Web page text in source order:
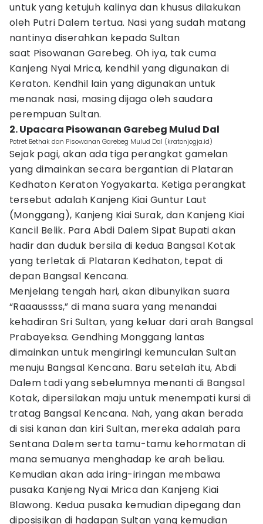
untuk yang ketujuh kalinya dan khusus dilakukan
oleh Putri Dalem tertua. Nasi yang sudah matang
nantinya diserahkan kepada Sultan
saat Pisowanan Garebeg. Oh iya, tak cuma
Kanjeng Nyai Mrica, kendhil yang digunakan di
Keraton. Kendhil lain yang digunakan untuk
menanak nasi, masing dijaga oleh saudara
perempuan Sultan.
2. Upacara Pisowanan Garebeg Mulud Dal
Potret Bethak dan Pisowanan Garebeg Mulud Dal (kratonjogja.id)
Sejak pagi, akan ada tiga perangkat gamelan
yang dimainkan secara bergantian di Plataran
Kedhaton Keraton Yogyakarta. Ketiga perangkat
tersebut adalah Kanjeng Kiai Guntur Laut
(Monggang), Kanjeng Kiai Surak, dan Kanjeng Kiai
Kancil Belik. Para Abdi Dalem Sipat Bupati akan
hadir dan duduk bersila di kedua Bangsal Kotak
yang terletak di Plataran Kedhaton, tepat di
depan Bangsal Kencana.
Menjelang tengah hari, akan dibunyikan suara
“Raaaussss,” di mana suara yang menandai
kehadiran Sri Sultan, yang keluar dari arah Bangsal
Prabayeksa. Gendhing Monggang lantas
dimainkan untuk mengiringi kemunculan Sultan
menuju Bangsal Kencana. Baru setelah itu, Abdi
Dalem tadi yang sebelumnya menanti di Bangsal
Kotak, dipersilakan maju untuk menempati kursi di
tratag Bangsal Kencana. Nah, yang akan berada
di sisi kanan dan kiri Sultan, mereka adalah para
Sentana Dalem serta tamu-tamu kehormatan di
mana semuanya menghadap ke arah beliau.
Kemudian akan ada iring-iringan membawa
pusaka Kanjeng Nyai Mrica dan Kanjeng Kiai
Blawong. Kedua pusaka kemudian dipegang dan
diposisikan di hadapan Sultan yang kemudian